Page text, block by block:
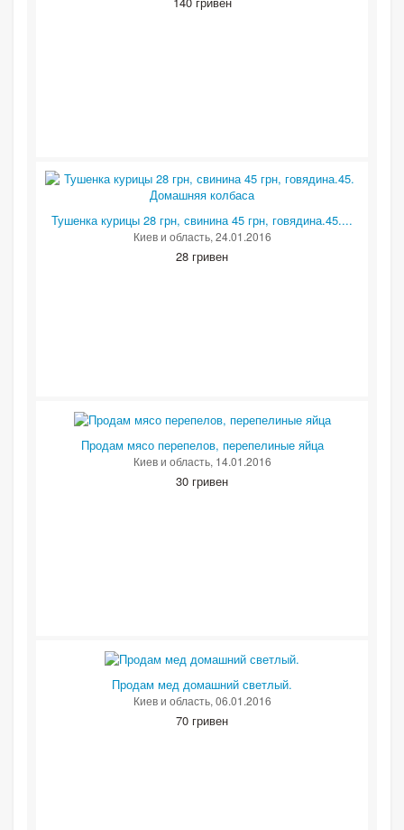
Тушенка курицы 28 грн, свинина 45 грн, говядина.45....
Киев и область, 24.01.2016
28 гривен
Продам мясо перепелов, перепелиные яйца
Киев и область, 14.01.2016
30 гривен
Продам мед домашний светлый.
Киев и область, 06.01.2016
70 гривен